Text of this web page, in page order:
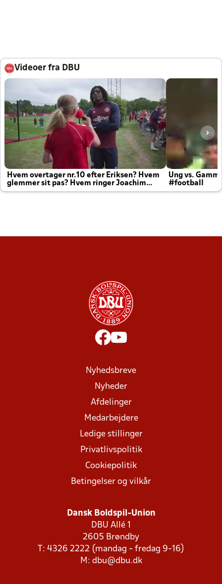
Videoer fra DBU
Hvem overtager nr.10 efter Eriksen? Hvem
glemmer sit pas? Hvem ringer Joachim
altid til efter kampe?
Ung vs.
#football
Nyhedsbreve
Nyheder
Afdelinger
Medarbejdere
Ledige stillinger
Privatlivspolitik
Cookiepolitik
Betingelser og vilkår
Dansk Boldspil-Union
DBU Allé 1
2605 Brøndby
T: 4326 2222 (mandag - fredag 9-16)
M: dbu@dbu.dk